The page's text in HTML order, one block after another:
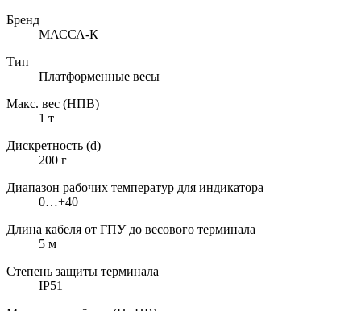
Бренд
МАССА-К
Тип
Платформенные весы
Макс. вес (НПВ)
1 т
Дискретность (d)
200 г
Диапазон рабочих температур для индикатора
0…+40
Длина кабеля от ГПУ до весового терминала
5 м
Степень защиты терминала
IP51